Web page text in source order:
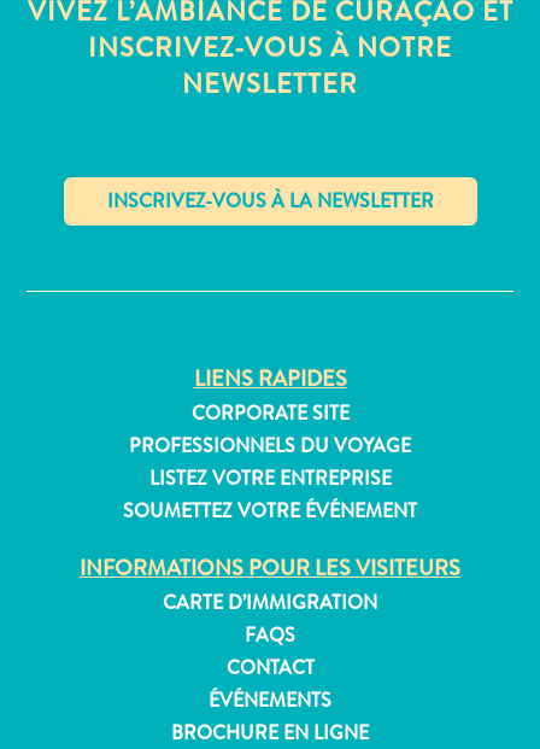
Maisons
VIVEZ L’AMBIANCE DE CURAÇAO ET
INSCRIVEZ-VOUS À NOTRE
NEWSLETTER
LIENS RAPIDES
CORPORATE SITE
PROFESSIONNELS DU VOYAGE
LISTEZ VOTRE ENTREPRISE
SOUMETTEZ VOTRE ÉVÉNEMENT
INFORMATIONS POUR LES VISITEURS
CARTE D’IMMIGRATION
FAQS
CONTACT
ÉVÉNEMENTS
BROCHURE EN LIGNE